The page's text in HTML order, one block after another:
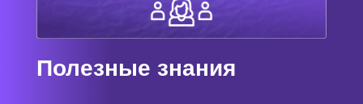
Полезные знания